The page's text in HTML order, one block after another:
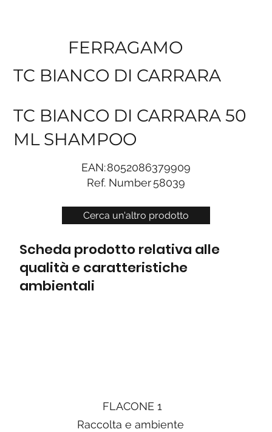
Cerca un'altro prodotto
FERRAGAMO
TC BIANCO DI CARRARA
TC BIANCO DI CARRARA 50
ML SHAMPOO
EAN:8052086379909
Ref. Number58039
Scheda prodotto relativa alle
qualità e caratteristiche
ambientali
FLACONE 1
Raccolta e ambiente